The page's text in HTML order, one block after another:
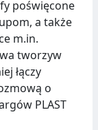
poświęcone
a także
m.in.
tworzyw
łączy
o
PLAST